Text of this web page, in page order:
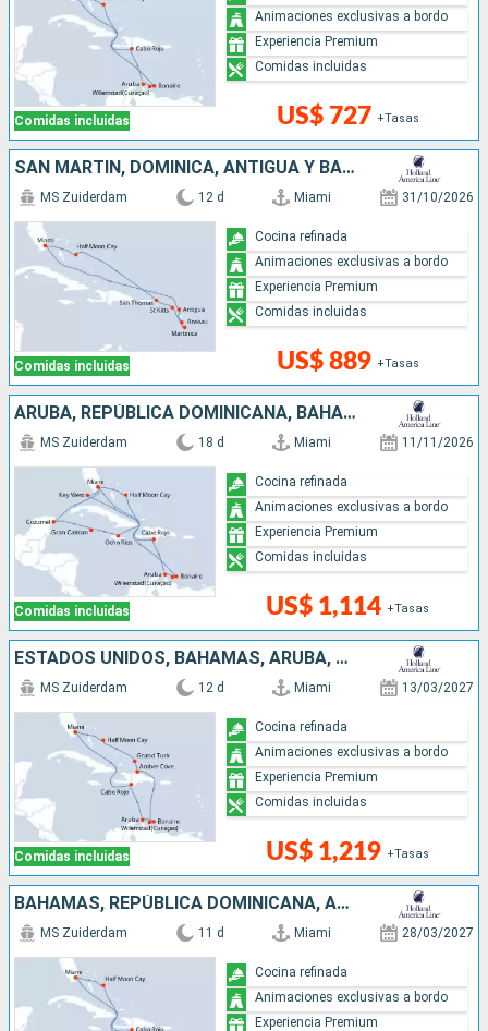
Comidas incluidas US$ 727 +Tasas
Animaciones exclusivas a bordo
Experiencia Premium
Comidas incluidas
SAN MARTÍN, DOMINICA, ANTIGUA Y BARBUDA, BAHAMAS, ESTADOS UNIDOS
Comidas incluidas
MS Zuiderdam 12 d Miami 31/10/2026
US$ 889 +Tasas
Cocina refinada
Animaciones exclusivas a bordo
Experiencia Premium
Comidas incluidas
ARUBA, REPÚBLICA DOMINICANA, BAHAMAS, JAMAICA, ISLAS CAIMÁN, MÉXICO, ESTADOS UNIDOS
Comidas incluidas
MS Zuiderdam 18 d Miami 11/11/2026
US$ 1,114 +Tasas
Cocina refinada
Animaciones exclusivas a bordo
Experiencia Premium
Comidas incluidas
ESTADOS UNIDOS, BAHAMAS, ARUBA, REPÚBLICA DOMINICANA
Comidas incluidas
MS Zuiderdam 12 d Miami 13/03/2027
US$ 1,219 +Tasas
Cocina refinada
Animaciones exclusivas a bordo
Experiencia Premium
Comidas incluidas
BAHAMAS, REPÚBLICA DOMINICANA, ARUBA, ESTADOS UNIDOS
MS Zuiderdam 11 d Miami 28/03/2027
Cocina refinada
Animaciones exclusivas a bordo
Experiencia Premium